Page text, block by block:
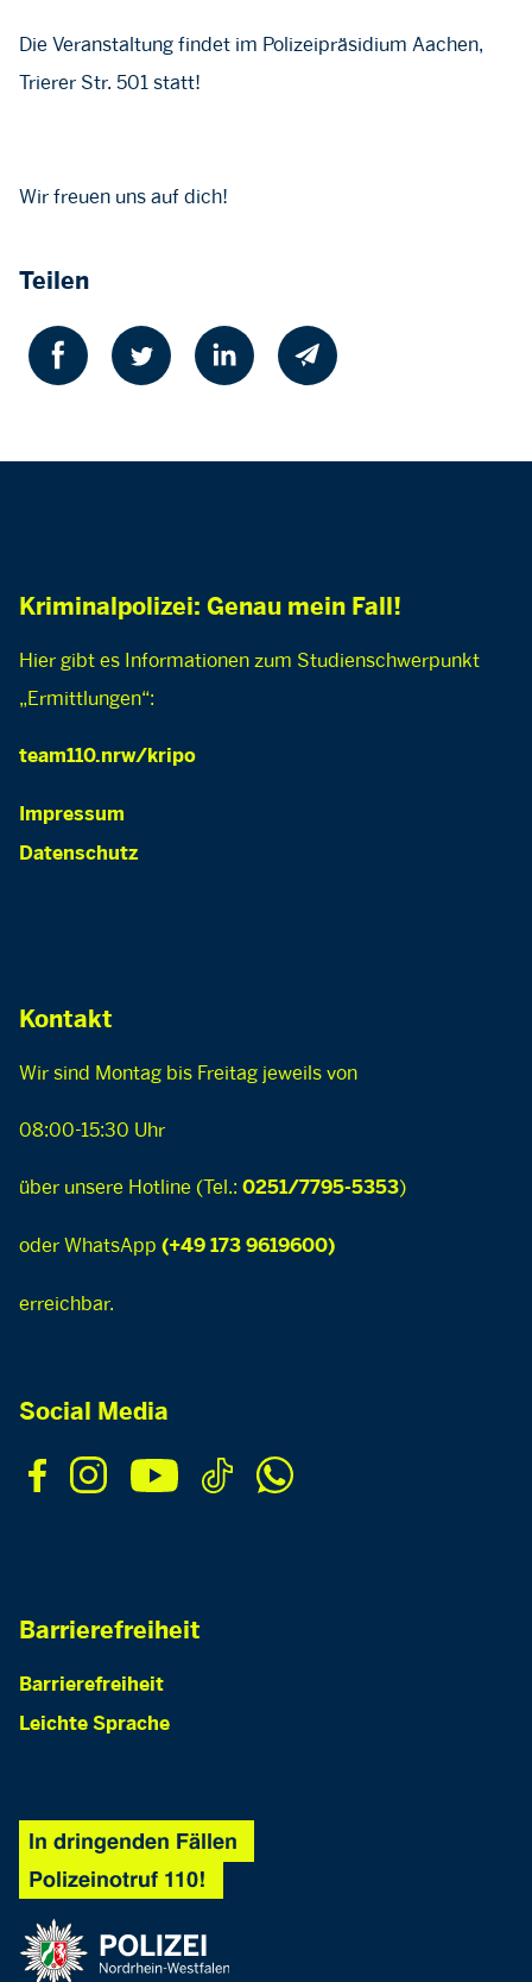
Die Veranstaltung findet im Polizeipräsidium Aachen,
Trierer Str. 501 statt!
Wir freuen uns auf dich!
Teilen
Kriminalpolizei: Genau mein Fall!
Hier gibt es Informationen zum Studienschwerpunkt
„Ermittlungen“:
team110.nrw/kripo
Impressum
Datenschutz
Kontakt
Wir sind Montag bis Freitag jeweils von
08:00-15:30 Uhr
über unsere Hotline (Tel.: 0251/7795-5353)
oder WhatsApp (+49 173 9619600)
erreichbar.
Social Media
Barrierefreiheit
Barrierefreiheit
Leichte Sprache